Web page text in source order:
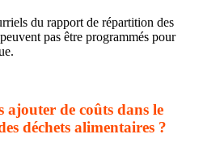
du rapport de répartition des
pas être programmés pour
de coûts dans le
déchets alimentaires ?